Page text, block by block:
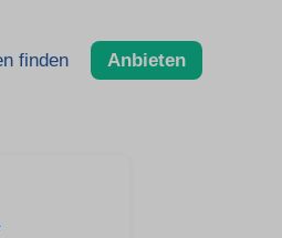
finden Anbieten